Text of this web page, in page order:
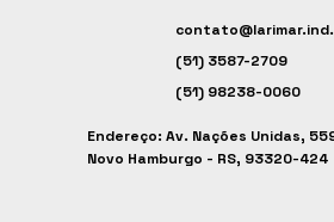
(51) 3587-2709
(51) 98238-0060
Endereço: Av. Nações Unidas,
Novo Hamburgo - RS, 93320-424